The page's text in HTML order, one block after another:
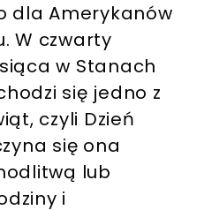
dla Amerykanów
W czwarty
w Stanach
się jedno z
czyli Dzień
się ona
lub
i